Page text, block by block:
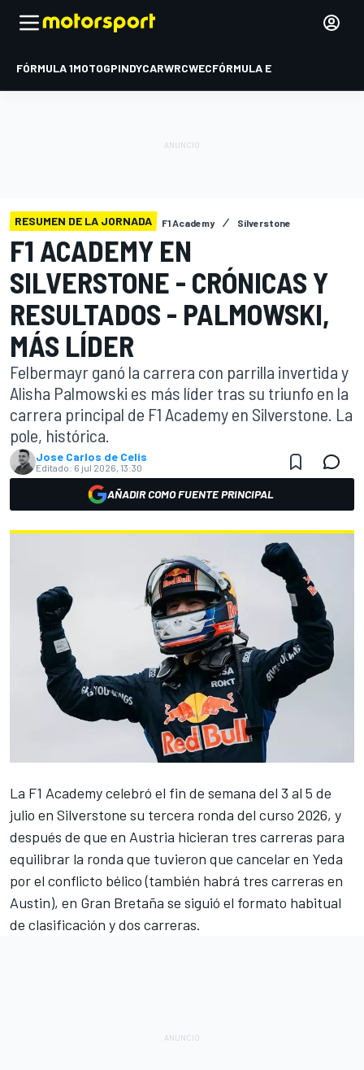
FÓRMULA 1MOTOGPINDYCARWRCWECFÓRMULA E
RESUMEN DE LA JORNADA F1 Academy Silverstone
F1 ACADEMY EN
SILVERSTONE - CRÓNICAS Y
RESULTADOS - PALMOWSKI,
MÁS LÍDER
Felbermayr ganó la carrera con parrilla invertida y
Alisha Palmowski es más líder tras su triunfo en la
carrera principal de F1 Academy en Silverstone. La
pole, histórica.
Jose Carlos de Celis
Editado: 6 jul 2026, 13:30
AÑADIR COMO FUENTE PRINCIPAL
La F1 Academycelebró el fin de semana del 3 al 5 de
julio en Silverstone su tercera ronda del curso 2026, y
después de que en Austria hicieran tres carreras para
equilibrar la ronda que tuvieron que cancelar en Yeda
por el conflicto bélico (también habrá tres carreras en
Austin), en Gran Bretaña se siguió el formato habitual
de clasificación y dos carreras.